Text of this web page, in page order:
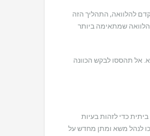
להלוואה, התהליך הזה
שמתאימה ביותר
אל תהססו לבקש הכוונה
כדי לזהות בעיות
לנהל משא ומתן מחדש על